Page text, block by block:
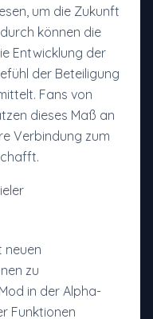
um die Zukunft
können die
Entwicklung der
der Beteiligung
Fans von
dieses Maß an
Verbindung zum
neuen
zu
in der Alpha-
Funktionen